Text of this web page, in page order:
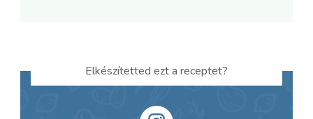
Elkészítetted ezt a receptet?